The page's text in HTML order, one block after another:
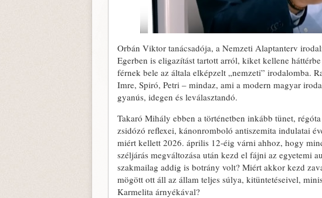
Orbán Viktor tanácsadója, a Nemzeti Alaptanterv
Egerben is eligazítást tartott arról, kiket kellene
férnek bele az általa elképzelt „nemzeti” irodalomba.
Imre, Spiró, Petri – mindaz, ami a modern magyar
gyanús, idegen és leválasztandó.
Takaró Mihály ebben a történetben inkább tünet,
zsidózó reflexei, kánonromboló antiszemita indulatai
miért kellett 2026. április 12-éig várni ahhoz, hogy
széljárás megváltozása után kezd el fájni az egyetemi
szakmailag addig is botrány volt? Miért akkor kezd
mögött ott áll az állam teljes súlya, kitüntetéseivel,
Karmelita árnyékával?